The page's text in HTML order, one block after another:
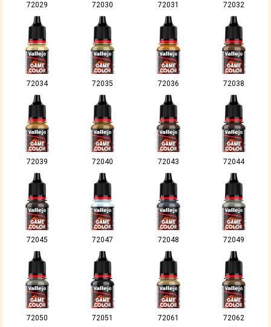
72029 72030 72031 72032
72034 72035 72036 72038
72039 72040 72043 72044
72045 72047 72048 72049
72050 72051 72061 72062